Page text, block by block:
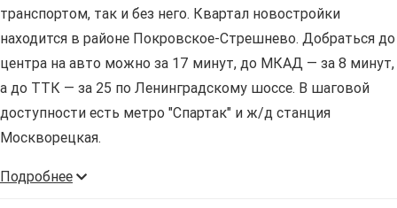
транспортом, так и без него. Квартал новостройки
находится в районе Покровское-Стрешнево. Добраться до
центра на авто можно за 17 минут, до МКАД — за 8 минут,
а до ТТК — за 25 по Ленинградскому шоссе. В шаговой
доступности есть метро "Спартак" и ж/д станция
Москворецкая.
Подробнее